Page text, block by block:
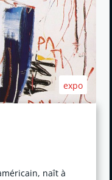
expo
naît à